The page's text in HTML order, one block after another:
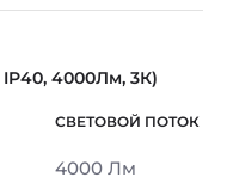
IP40, 4000Лм, 3К)
4000 Лм